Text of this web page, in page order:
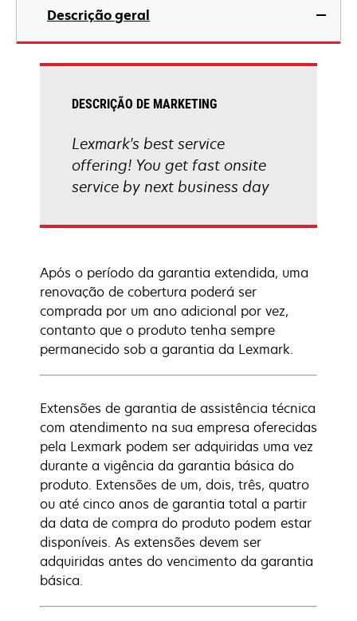
Descrição geral
DESCRIÇÃO DE MARKETING
Lexmark's best service
offering! You get fast onsite
service by next business day
Após o período da garantia extendida, uma
renovação de cobertura poderá ser
comprada por um ano adicional por vez,
contanto que o produto tenha sempre
permanecido sob a garantia da Lexmark.
Extensões de garantia de assistência técnica
com atendimento na sua empresa oferecidas
pela Lexmark podem ser adquiridas uma vez
durante a vigência da garantia básica do
produto. Extensões de um, dois, três, quatro
ou até cinco anos de garantia total a partir
da data de compra do produto podem estar
disponíveis. As extensões devem ser
adquiridas antes do vencimento da garantia
básica.